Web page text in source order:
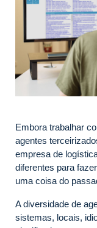
Embora trabalhar
agentes
empresa de
diferentes para
uma coisa do
A diversidade de
sistemas, locais,